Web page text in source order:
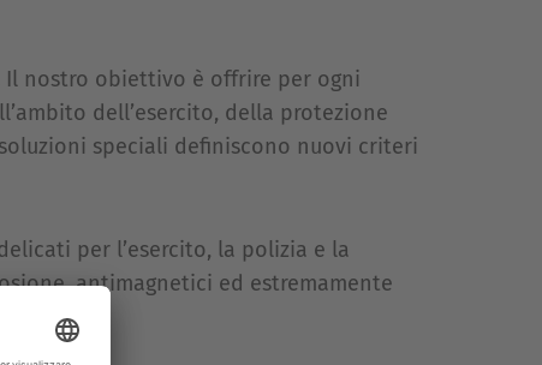
Il nostro obiettivo è offrire per ogni
dell’esercito, della protezione
speciali definiscono nuovi criteri
per l’esercito, la polizia e la
antimagnetici ed estremamente